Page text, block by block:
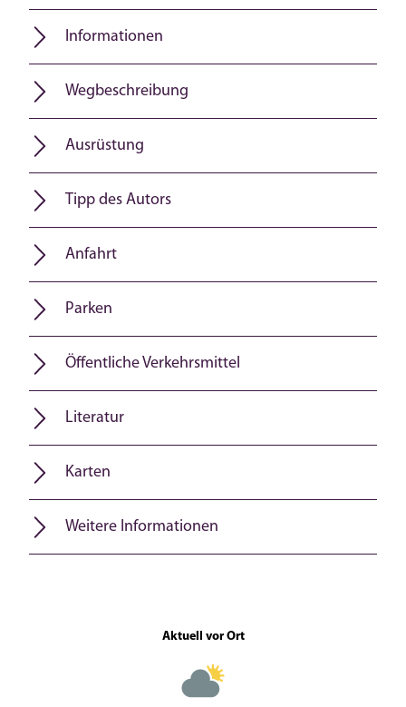
Informationen
Wegbeschreibung
Ausrüstung
Tipp des Autors
Anfahrt
Parken
Öffentliche Verkehrsmittel
Literatur
Karten
Weitere Informationen
Aktuell vor Ort